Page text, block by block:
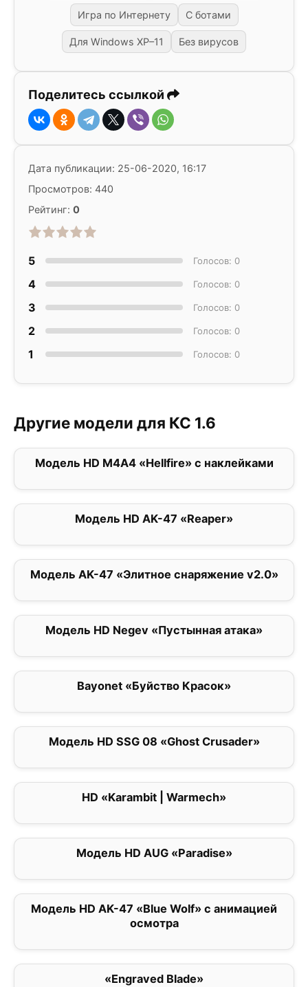
Игра по Интернету С ботами
Для Windows XP–11 Без вирусов
Поделитесь ссылкой
Дата публикации: 25-06-2020, 16:17
Просмотров: 440
Рейтинг: 0
5 Голосов: 0
4 Голосов: 0
3 Голосов: 0
2 Голосов: 0
1 Голосов: 0
Другие модели для КС 1.6
Модель HD M4A4 «Hellfire» с наклейками
Модель HD AK-47 «Reaper»
0
Модель AK-47 «Элитное снаряжение v2.0»
Модель HD Negev «Пустынная атака»
Bayonet «Буйство Красок»
Модель HD SSG 08 «Ghost Crusader»
HD «Karambit | Warmech»
Модель HD AUG «Paradise»
Модель HD AK-47 «Blue Wolf» с анимацией
осмотра
«Engraved Blade»